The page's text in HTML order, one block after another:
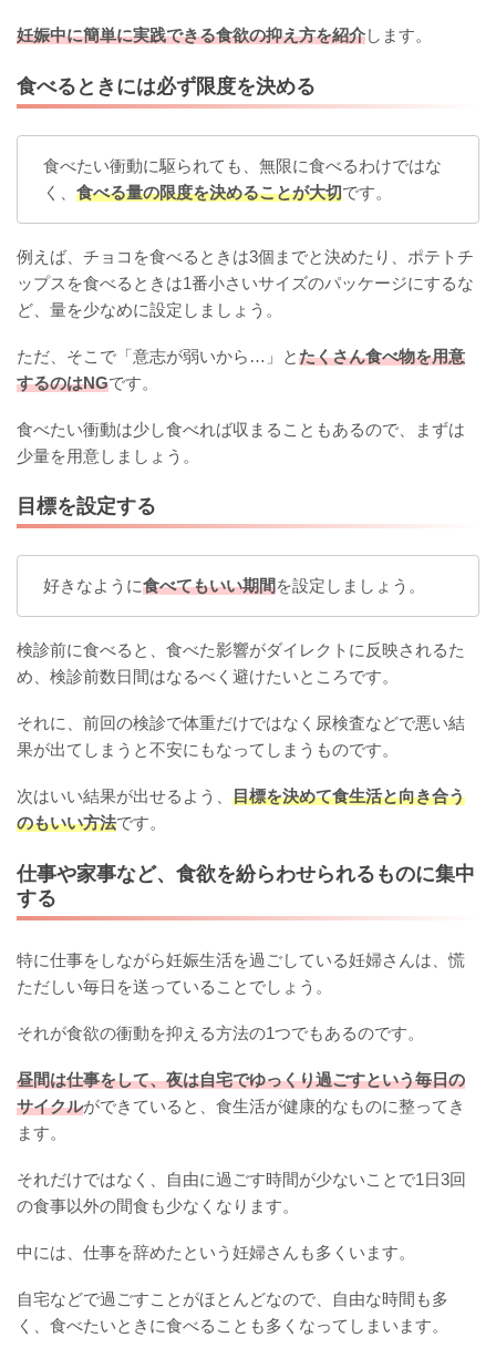
妊娠中に簡単に実践できる食欲の抑え方を紹介します。
食べるときには必ず限度を決める
食べたい衝動に駆られても、無限に食べるわけではな
く、 食べる量の限度を決めることが大切です。
例えば、チョコを食べるときは3個までと決めたり、ポテトチ
ップスを食べるときは1番小さいサイズのパッケージにするな
ど、量を少なめに設定しましょう。
ただ、そこで「意志が弱いから…」とたくさん食べ物を用意
するのはNGです。
食べたい衝動は少し食べれば収まることもあるので、まずは
少量を用意しましょう。
目標を設定する
好きなように食べてもいい期間を設定しましょう。
検診前に食べると、食べた影響がダイレクトに反映されるた
め、検診前数日間はなるべく避けたいところです。
それに、前回の検診で体重だけではなく尿検査などで悪い結
果が出てしまうと不安にもなってしまうものです。
次はいい結果が出せるよう、 目標を決めて食生活と向き合う
のもいい方法です。
仕事や家事など、食欲を紛らわせられるものに集中
する
特に仕事をしながら妊娠生活を過ごしている妊婦さんは、慌
ただしい毎日を送っていることでしょう。
それが食欲の衝動を抑える方法の1つでもあるのです。
昼間は仕事をして、夜は自宅でゆっくり過ごすという毎日の
サイクルができていると、食生活が健康的なものに整ってき
ます。
それだけではなく、自由に過ごす時間が少ないことで1日3回
の食事以外の間食も少なくなります。
中には、仕事を辞めたという妊婦さんも多くいます。
自宅などで過ごすことがほとんどなので、自由な時間も多
く、食べたいときに食べることも多くなってしまいます。